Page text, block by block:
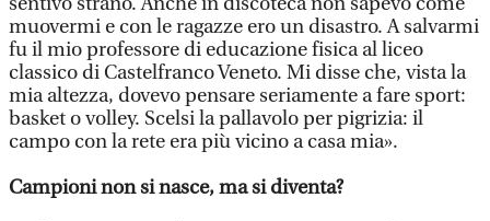
muovermi e con le ragazze ero un disastro. A salvarmi
fu il mio professore di educazione fisica al liceo
classico di Castelfranco Veneto. Mi disse che, vista la
mia altezza, dovevo pensare seriamente a fare sport:
basket o volley. Scelsi la pallavolo per pigrizia: il
campo con la rete era più vicino a casa mia».
Campioni non si nasce, ma si diventa?